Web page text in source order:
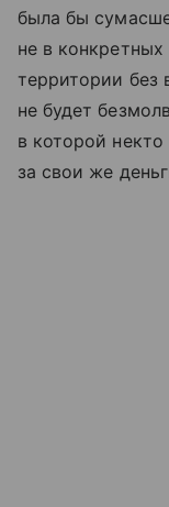
была бы
не в
территории без
не будет
в которой
за свои же